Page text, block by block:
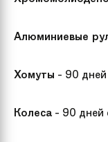
Алюминиевые
Хомуты - 90
Колеса - 90 дней